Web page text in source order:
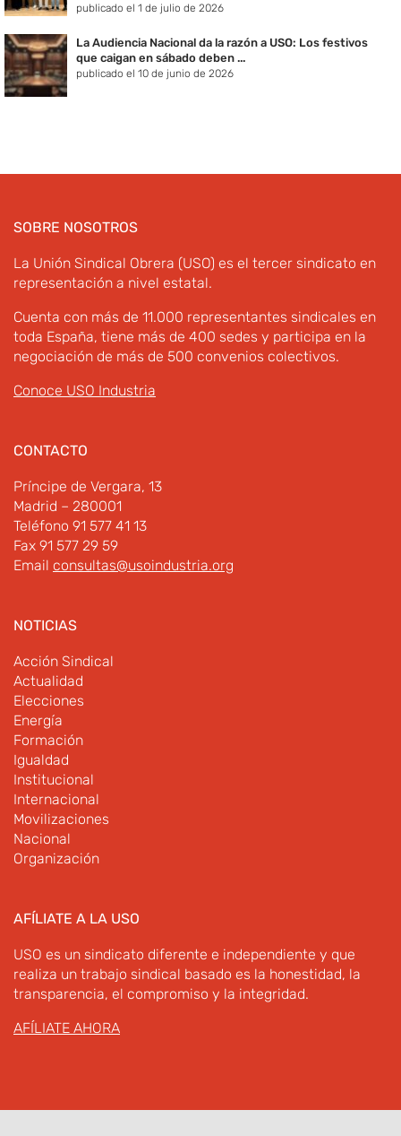
publicado el 1 de julio de 2026
La Audiencia Nacional da la razón a USO: Los festivos
que caigan en sábado deben ...
publicado el 10 de junio de 2026
SOBRE NOSOTROS
La Unión Sindical Obrera (USO) es el tercer sindicato en
representación a nivel estatal.
Cuenta con más de 11.000 representantes sindicales en
toda España, tiene más de 400 sedes y participa en la
negociación de más de 500 convenios colectivos.
Conoce USO Industria
CONTACTO
Príncipe de Vergara, 13
Madrid – 280001
Teléfono 91 577 41 13
Fax 91 577 29 59
Email consultas@usoindustria.org
NOTICIAS
Acción Sindical
Actualidad
Elecciones
Energía
Formación
Igualdad
Institucional
Internacional
Movilizaciones
Nacional
Organización
AFÍLIATE A LA USO
USO es un sindicato diferente e independiente y que
realiza un trabajo sindical basado es la honestidad, la
transparencia, el compromiso y la integridad.
AFÍLIATE AHORA